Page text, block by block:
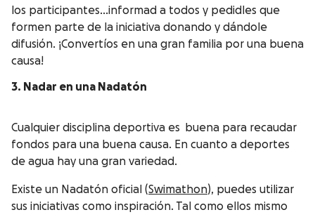
los participantes…informad a todos y pedidles que
formen parte de la iniciativa donando y dándole
difusión. ¡Convertíos en una gran familia por una buena
causa!
3. Nadar en una Nadatón
Cualquier disciplina deportiva es buena para recaudar
fondos para una buena causa. En cuanto a deportes
de agua hay una gran variedad.
Existe un Nadatón oficial (Swimathon), puedes utilizar
sus iniciativas como inspiración. Tal como ellos mismo